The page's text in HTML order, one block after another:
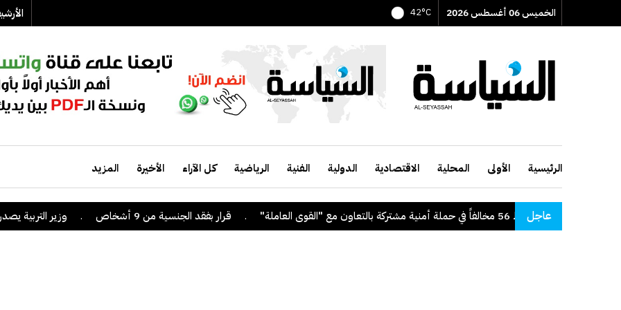
الخميس 06 أغسطس 2026 42°C
الرئيسية الأولى المحلية الاقتصادية الدولية الفنية الرياضية كل الآراء الأخيرة المزيد
عاجل
"الداخلية": ضبط 56 مخالفاً في حملة أمنية مشتركة بالتعاون مع "القوى العاملة" . قرار بفقد الجنسية من 9 أشخاص . وزير التربية يصدر